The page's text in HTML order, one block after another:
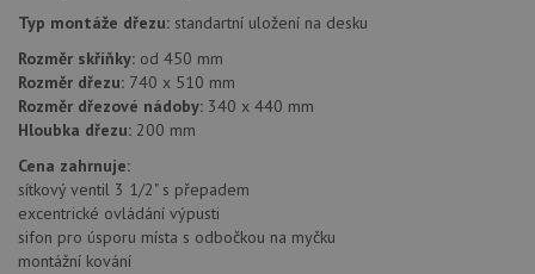
Typ montáže dřezu: standartní uložení na desku
Rozměr skříňky: od 450 mm
Rozměr dřezu: 740 x 510 mm
Rozměr dřezové nádoby: 340 x 440 mm
Hloubka dřezu: 200 mm
Cena zahrnuje:
sítkový ventil 3 1/2" s přepadem
excentrické ovládání výpusti
sifon pro úsporu místa s odbočkou na myčku
montážní kování